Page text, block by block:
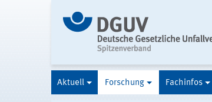
Aktuell Forschung Fachinfos